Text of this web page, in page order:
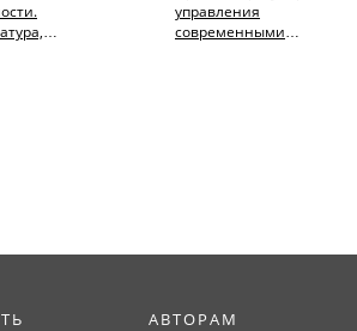
управления
современными
АВТОРАМ